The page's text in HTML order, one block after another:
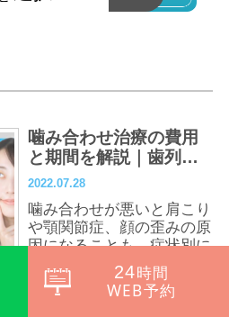
噛み合わせ治療の費用
と期間を解説｜歯列矯
正から外科治療まで
2022.07.28
噛み合わせが悪いと肩こり
や顎関節症、顔の歪みの原
因になることも。症状別に
適した矯正治療法と費用・
期間、高額療養費制度の活
用法も詳し...
24時間
WEB予約